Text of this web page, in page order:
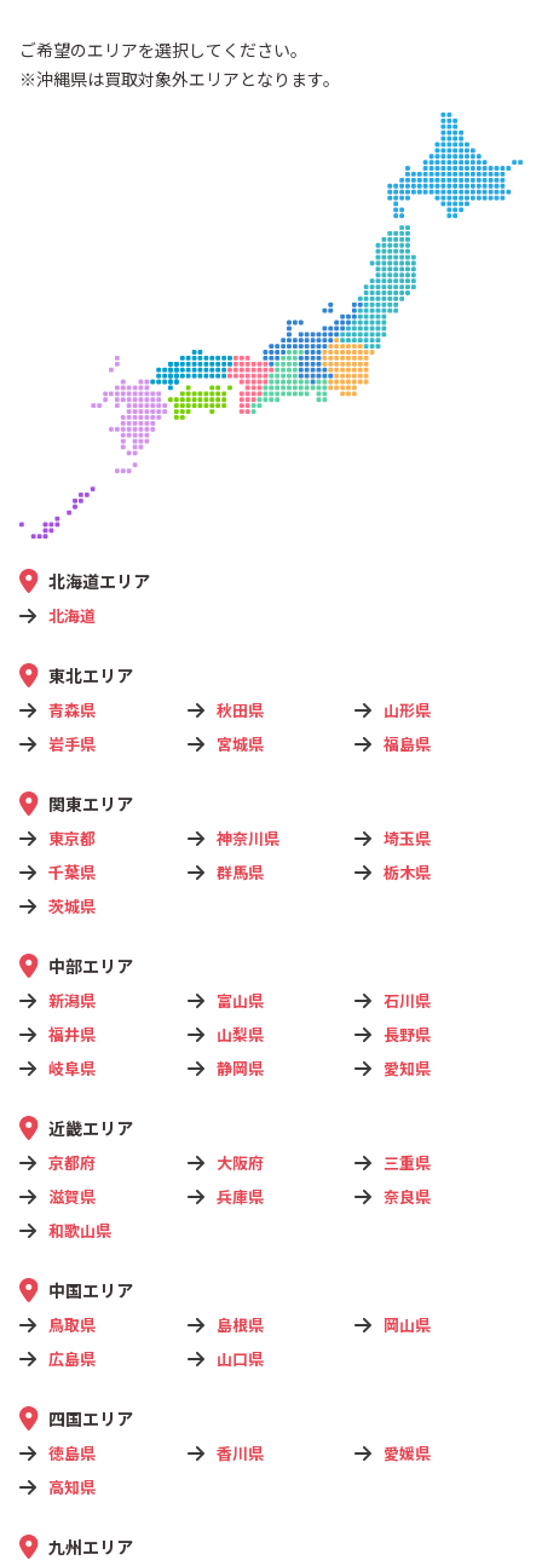
ご希望のエリアを選択してください。
※沖縄県は買取対象外エリアとなります。
北海道エリア
北海道
東北エリア
青森県 秋田県
山形県
岩手県
宮城県 福島県
関東エリア
東京都 神奈川県
埼玉県
千葉県
群馬県
栃木県
茨城県
中部エリア
新潟県 富山県
石川県
福井県
山梨県
長野県
岐阜県
静岡県 愛知県
近畿エリア
京都府 大阪府
三重県
滋賀県
兵庫県
奈良県
和歌山県
中国エリア
鳥取県 島根県
岡山県
広島県
山口県
四国エリア
徳島県 香川県
愛媛県
高知県
九州エリア